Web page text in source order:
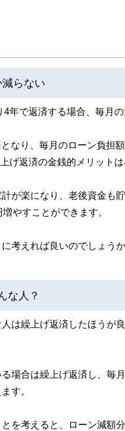
ています。
のコンシェルジュを目指します。
らない
年で返済する場合、毎月の
なり、毎月のローン負担
げ返済の金銭的メリットは
が楽になり、老後資金も
やすことができます。
考えれば良いのでしょうか
な人？
は繰上げ返済したほうが
場合は繰上げ返済し、毎
す。
を考えると、ローン減額